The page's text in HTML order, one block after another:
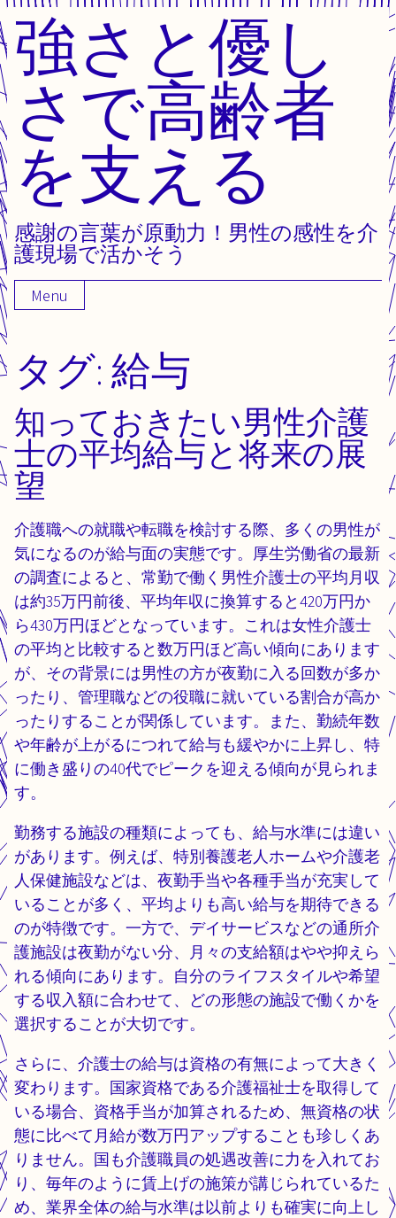
Skip
to
content
強さと優し
さで高齢者
を支える
感謝の言葉が原動力！男性の感性を介
護現場で活かそう
Menu
タグ: 給与
知っておきたい男性介護
士の平均給与と将来の展
望
介護職への就職や転職を検討する際、多くの男性が
気になるのが給与面の実態です。厚生労働省の最新
の調査によると、常勤で働く男性介護士の平均月収
は約35万円前後、平均年収に換算すると420万円か
ら430万円ほどとなっています。これは女性介護士
の平均と比較すると数万円ほど高い傾向にあります
が、その背景には男性の方が夜勤に入る回数が多か
ったり、管理職などの役職に就いている割合が高か
ったりすることが関係しています。また、勤続年数
や年齢が上がるにつれて給与も緩やかに上昇し、特
に働き盛りの40代でピークを迎える傾向が見られま
す。
勤務する施設の種類によっても、給与水準には違い
があります。例えば、特別養護老人ホームや介護老
人保健施設などは、夜勤手当や各種手当が充実して
いることが多く、平均よりも高い給与を期待できる
のが特徴です。一方で、デイサービスなどの通所介
護施設は夜勤がない分、月々の支給額はやや抑えら
れる傾向にあります。自分のライフスタイルや希望
する収入額に合わせて、どの形態の施設で働くかを
選択することが大切です。
さらに、介護士の給与は資格の有無によって大きく
変わります。国家資格である介護福祉士を取得して
いる場合、資格手当が加算されるため、無資格の状
態に比べて月給が数万円アップすることも珍しくあ
りません。国も介護職員の処遇改善に力を入れてお
り、毎年のように賃上げの施策が講じられているた
め、業界全体の給与水準は以前よりも確実に向上し